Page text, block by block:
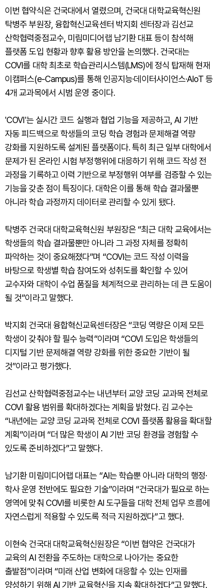
이번 협약식은 건국대에서 열렸으며, 건국대 대학교육혁신원
탁병주 부원장, 융합혁신교육센터 박지회 센터장과 김선교
산학협력중점교수, 미림미디어랩 남기환 대표 등이 참석해
플랫폼 도입 현황과 향후 활용 방안을 논의했다. 건국대는
COVI를 대학 최초로 학습관리시스템(LMS)에 정식 탑재해 현재
이캠퍼스(e-Campus)를 통해 인공지능·데이터사이언스·AIoT 등
4개 교과목에서 시범 운영 중이다.
'COVI'는 실시간 코드 실행과 협업 기능을 제공하고, AI 기반
자동 피드백으로 학생들의 코딩 학습 경험과 문제해결 역량
강화를 지원하도록 설계된 플랫폼이다. 특히 최근 일부 대학에서
문제가 된 온라인 시험 부정행위에 대응하기 위해 코드 작성 전
과정을 기록하고 이력 기반으로 부정행위 여부를 검증할 수 있는
기능을 갖춘 점이 특징이다. 대학은 이를 통해 학습 결과물뿐
아니라 학습 과정까지 데이터로 관리할 수 있게 됐다.
탁병주 건국대 대학교육혁신원 부원장은 “최근 대학 교육에서는
학생들의 학습 결과물뿐만 아니라 그 과정 자체를 정확히
파악하는 것이 중요해졌다”며 “COVI는 코드 작성 이력을
바탕으로 학생별 학습 참여도와 성취도를 확인할 수 있어
교수자와 대학이 수업 품질을 체계적으로 관리하는 데 큰 도움이
될 것”이라고 말했다.
박지회 건국대 융합혁신교육센터장은 “코딩 역량은 이제 모든
학생이 갖춰야 할 필수 능력”이라며 “COVI 도입은 학생들의
디지털 기반 문제해결 역량 강화를 위한 중요한 기반이 될
것”이라고 평가했다.
김선교 산학협력중점교수는 내년부터 교양 코딩 교과목 전체로
COVI 활용 범위를 확대하겠다는 계획을 밝혔다. 김 교수는
“내년에는 교양 코딩 교과목 전체로 COVI 플랫폼 활용을 확대할
계획”이라며 “더 많은 학생이 AI 기반 코딩 환경을 경험할 수
있도록 준비하겠다”고 말했다.
남기환 미림미디어랩 대표는 “AI는 학습뿐 아니라 대학의 행정·
학사 운영 전반에도 필요한 기술”이라며 “건국대가 필요로 하는
영역에 맞춰 COVI를 비롯한 AI 도구들을 대학 전체 업무 흐름에
자연스럽게 적용할 수 있도록 적극 지원하겠다”고 했다.
이현숙 건국대 대학교육혁신원장은 “이번 협약은 건국대가
교육의 AI 전환을 주도하는 대학으로 나아가는 중요한
출발점”이라며 “미래 산업 변화에 대응할 수 있는 인재를
양성하기 위해 AI 기반 교육혁신을 지속 확대하겠다”고 말했다.